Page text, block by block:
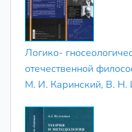
Логико-
отечественной
М. И. Каринский, В. Н.